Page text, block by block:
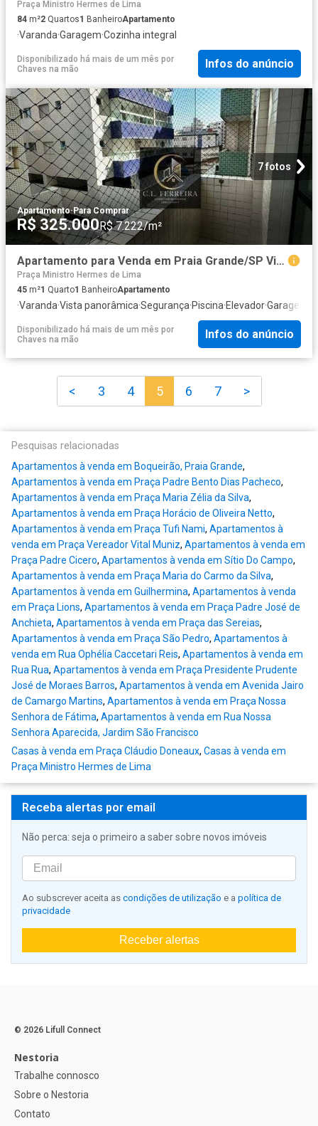
Praça Ministro Hermes de Lima
84 m²2 Quartos1 BanheiroApartamento
·Varanda·Garagem·Cozinha integral
Disponibilizado há mais de um mês por
Chaves na mão
Infos do anúncio
7 fotos
Apartamento·Para Comprar
R$ 325.000R$ 7.222/m²
Apartamento para Venda em Praia Grande/SP Vila Assunção 1 Quartos
Praça Ministro Hermes de Lima
45 m²1 Quarto1 BanheiroApartamento
·Varanda·Vista panorâmica·Segurança·Piscina·Elevador·Garagem
Disponibilizado há mais de um mês por
Chaves na mão
Infos do anúncio
< 3 4 5 6 7 >
Pesquisas relacionadas
Apartamentos à venda em Boqueirão, Praia Grande,
Apartamentos à venda em Praça Padre Bento Dias Pacheco,
Apartamentos à venda em Praça Maria Zélia da Silva,
Apartamentos à venda em Praça Horácio de Oliveira Netto,
Apartamentos à venda em Praça Tufi Nami, Apartamentos à
venda em Praça Vereador Vital Muniz, Apartamentos à venda em
Praça Padre Cicero, Apartamentos à venda em Sítio Do Campo,
Apartamentos à venda em Praça Maria do Carmo da Silva,
Apartamentos à venda em Guilhermina, Apartamentos à venda
em Praça Lions, Apartamentos à venda em Praça Padre José de
Anchieta, Apartamentos à venda em Praça das Sereias,
Apartamentos à venda em Praça São Pedro, Apartamentos à
venda em Rua Ophélia Caccetari Reis, Apartamentos à venda em
Rua Rua, Apartamentos à venda em Praça Presidente Prudente
José de Moraes Barros, Apartamentos à venda em Avenida Jairo
de Camargo Martins, Apartamentos à venda em Praça Nossa
Senhora de Fátima, Apartamentos à venda em Rua Nossa
Senhora Aparecida, Jardim São Francisco
Casas à venda em Praça Cláudio Doneaux, Casas à venda em
Praça Ministro Hermes de Lima
Receba alertas por email
Não perca: seja o primeiro a saber sobre novos imóveis
Ao subscrever aceita as condições de utilização e a política de
privacidade
Receber alertas
© 2026 Lifull Connect
Nestoria
Trabalhe connosco
Sobre o Nestoria
Contato